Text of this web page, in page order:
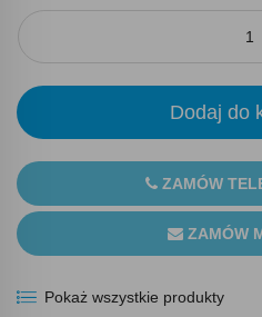
Dodaj do
ZAMÓW
ZAMÓW
Pokaż wszystkie produkty